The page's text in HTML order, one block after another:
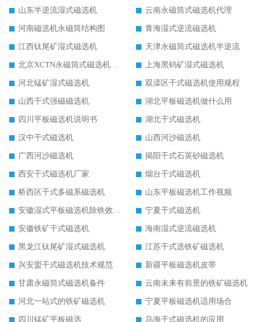
山东半逆流湿式磁选机
云南永磁筒式磁选机代理
河南磁选机永磁筒结构图
青海湿式逆流磁选机
江西钛尾矿湿式磁选机
天津永磁筒式磁选机半逆流
北京XCTN永磁筒式磁选机磁块位置
上海黑钨矿湿式磁选机
河北锰矿湿式磁选机
双滦区干式磁选机使用规程
山西干式强磁磁选机
湖北平板磁选机做什么用
四川平板磁选机说明书
湖北干式磁选机
汉中干式磁选机
山西河沙磁选机
广西河沙磁选机
揭阳干式石英砂磁选机
西安干式磁选机厂家
烟台干式磁选机
桥西区干式多磁系磁选机
山东平板磁选机工作视频
安徽湿式平板磁选机除铁效果怎么样
宁夏干式磁选机
安徽铁矿干式磁选机
海南湿式逆流磁选机
黑龙江钛尾矿湿式磁选机
江苏干式选铁矿磁选机
兴安盟干式磁选机技术规范
新疆平板磁选机皮带
甘肃永磁筒式磁选机备件
云南未来有前景的铁矿磁选机
河北一站式的铁矿磁选机
宁夏平板磁选机适用场合
四川锰矿平板磁选
乌海干式磁选机的应用